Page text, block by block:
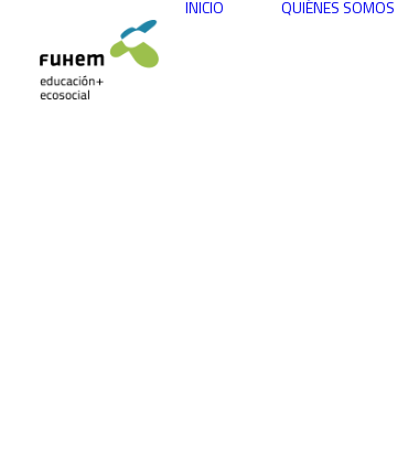
INICIO QUIÉNES SOMOS